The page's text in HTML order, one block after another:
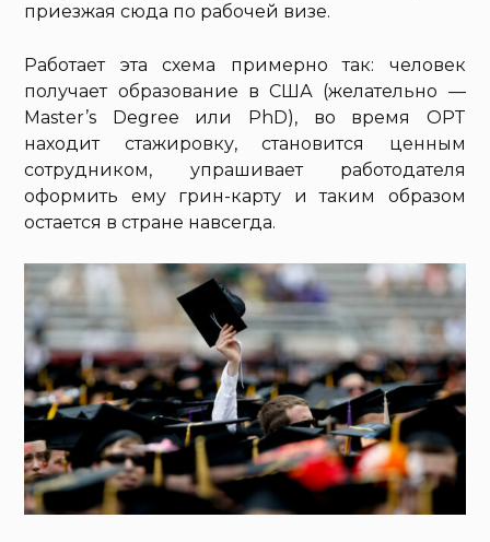
приезжая сюда по рабочей визе.
Работает эта схема примерно так: человек
получает образование в США (желательно —
Master’s Degree или PhD), во время OPT
находит стажировку, становится ценным
сотрудником, упрашивает работодателя
оформить ему грин-карту и таким образом
остается в стране навсегда.